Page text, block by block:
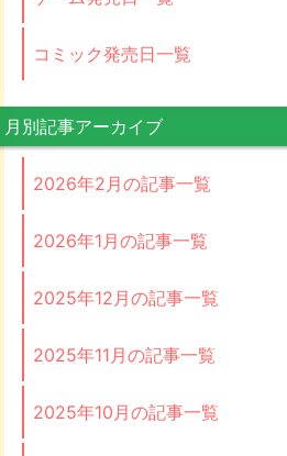
コミック発売日一覧
月別記事アーカイブ
2026年2月の記事一覧
2026年1月の記事一覧
2025年12月の記事一覧
2025年11月の記事一覧
2025年10月の記事一覧